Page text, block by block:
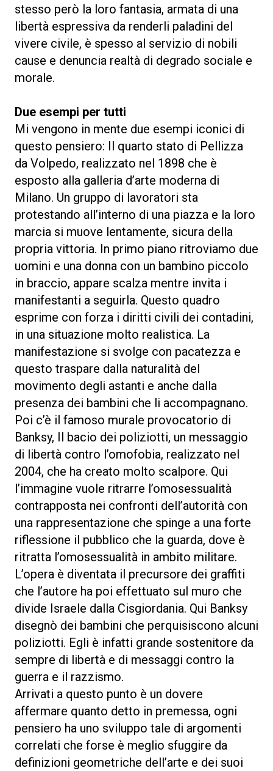
stesso però la loro fantasia, armata di una
libertà espressiva da renderli paladini del
vivere civile, è spesso al servizio di nobili
cause e denuncia realtà di degrado sociale e
morale.
Due esempi per tutti
Mi vengono in mente due esempi iconici di
questo pensiero: Il quarto stato di Pellizza
da Volpedo, realizzato nel 1898 che è
esposto alla galleria d’arte moderna di
Milano. Un gruppo di lavoratori sta
protestando all’interno di una piazza e la loro
marcia si muove lentamente, sicura della
propria vittoria. In primo piano ritroviamo due
uomini e una donna con un bambino piccolo
in braccio, appare scalza mentre invita i
manifestanti a seguirla. Questo quadro
esprime con forza i diritti civili dei contadini,
in una situazione molto realistica. La
manifestazione si svolge con pacatezza e
questo traspare dalla naturalità del
movimento degli astanti e anche dalla
presenza dei bambini che li accompagnano.
Poi c’è il famoso murale provocatorio di
Banksy, Il bacio dei poliziotti, un messaggio
di libertà contro l’omofobia, realizzato nel
2004, che ha creato molto scalpore. Qui
l’immagine vuole ritrarre l’omosessualità
contrapposta nei confronti dell’autorità con
una rappresentazione che spinge a una forte
riflessione il pubblico che la guarda, dove è
ritratta l’omosessualità in ambito militare.
L’opera è diventata il precursore dei graffiti
che l’autore ha poi effettuato sul muro che
divide Israele dalla Cisgiordania. Qui Banksy
disegnò dei bambini che perquisiscono alcuni
poliziotti. Egli è infatti grande sostenitore da
sempre di libertà e di messaggi contro la
guerra e il razzismo.
Arrivati a questo punto è un dovere
affermare quanto detto in premessa, ogni
pensiero ha uno sviluppo tale di argomenti
correlati che forse è meglio sfuggire da
definizioni geometriche dell’arte e dei suoi